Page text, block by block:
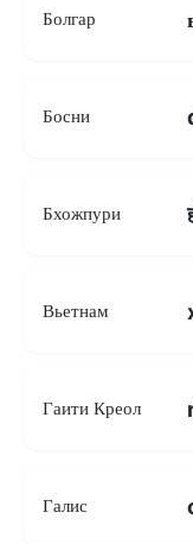
Болгар
Босни
Бхожпури
Вьетнам
Гаити Креол
Галис